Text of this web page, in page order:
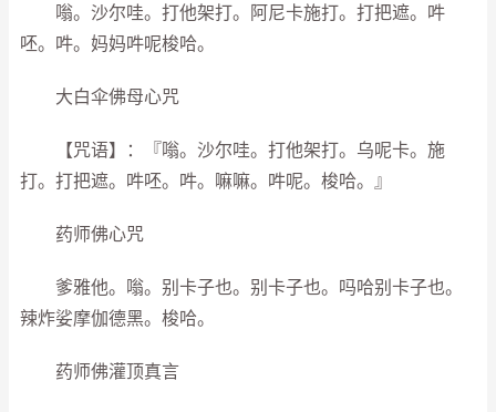
嗡。沙尔哇。打他架打。阿尼卡施打。打把遮。吽
呸。吽。妈妈吽呢梭哈。
大白伞佛母心咒
【咒语】：『嗡。沙尔哇。打他架打。乌呢卡。施
打。打把遮。吽呸。吽。嘛嘛。吽呢。梭哈。』
药师佛心咒
爹雅他。嗡。别卡子也。别卡子也。吗哈别卡子也。
辣炸娑摩伽德黑。梭哈。
药师佛灌顶真言